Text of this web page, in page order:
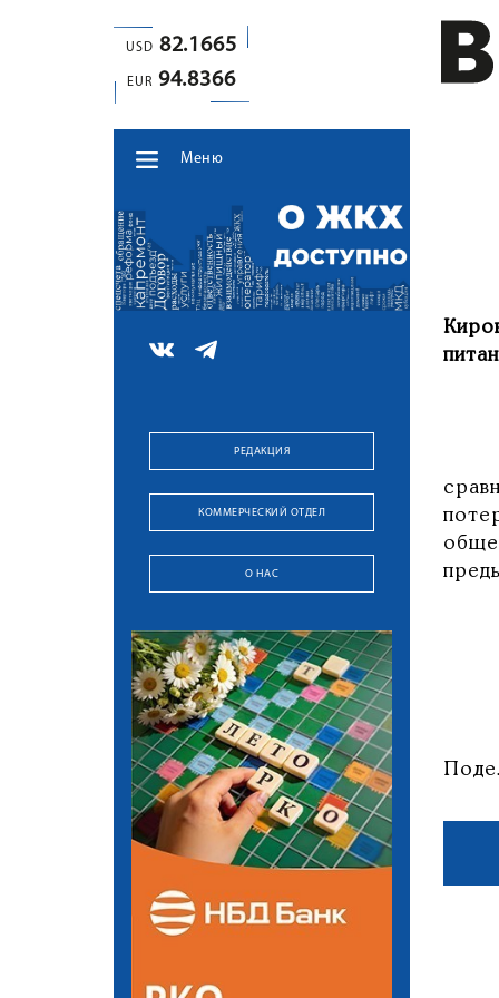
USD 82.1665
EUR 94.8366
Меню
РЕДАКЦИЯ
КОММЕРЧЕСКИЙ ОТДЕЛ
О НАС